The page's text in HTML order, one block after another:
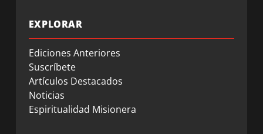
EXPLORAR
Ediciones Anteriores
Suscríbete
Artículos Destacados
Noticias
Espiritualidad Misionera